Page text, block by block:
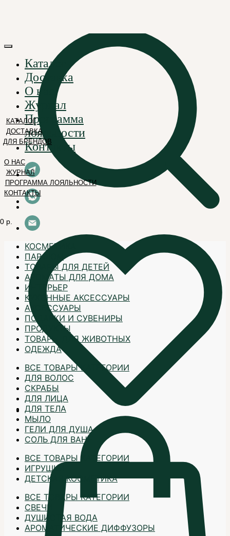
КАТАЛОГ
ДОСТАВКА
ДЛЯ БРЕНДОВ
О НАС
ЖУРНАЛ
ПРОГРАММА ЛОЯЛЬНОСТИ
КОНТАКТЫ
0 р.
Каталог
Доставка
О нас
Журнал
Программа
лояльности
Контакты
КОСМЕТИКА
ПАРФЮМ
ТОВАРЫ ДЛЯ ДЕТЕЙ
АРОМАТЫ ДЛЯ ДОМА
ИНТЕРЬЕР
КУХОННЫЕ АКСЕССУАРЫ
АКСЕССУАРЫ
ПОДАРКИ И СУВЕНИРЫ
ПРОДУКТЫ
ТОВАРЫ ДЛЯ ЖИВОТНЫХ
ОДЕЖДА
ВСЕ ТОВАРЫ КАТЕГОРИИ
ДЛЯ ВОЛОС
СКРАБЫ
ДЛЯ ЛИЦА
ДЛЯ ТЕЛА
МЫЛО
ГЕЛИ ДЛЯ ДУША
СОЛЬ ДЛЯ ВАНН
ВСЕ ТОВАРЫ КАТЕГОРИИ
ИГРУШКИ
ДЕТСКАЯ КОСМЕТИКА
ВСЕ ТОВАРЫ КАТЕГОРИИ
СВЕЧИ
ДУШИСТАЯ ВОДА
АРОМАТИЧЕСКИЕ ДИФФУЗОРЫ